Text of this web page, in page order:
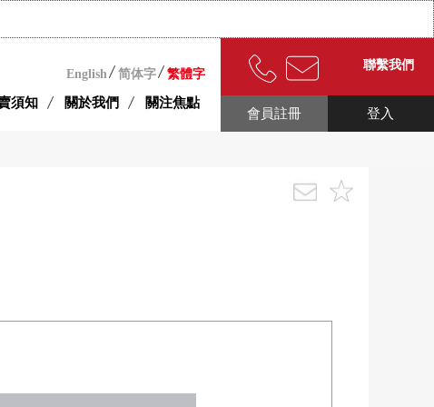
English 简体字 繁體字
須知 關於我們 關注焦點
聯繫我們
登入
會員註冊